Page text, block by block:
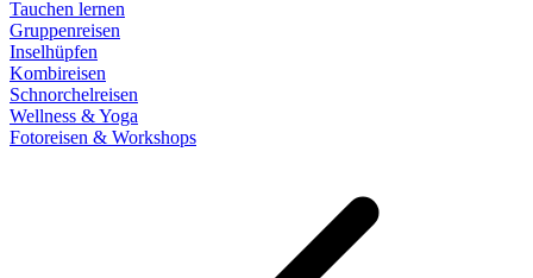
Tauchen lernen
Gruppenreisen
Inselhüpfen
Kombireisen
Schnorchelreisen
Wellness & Yoga
Fotoreisen & Workshops